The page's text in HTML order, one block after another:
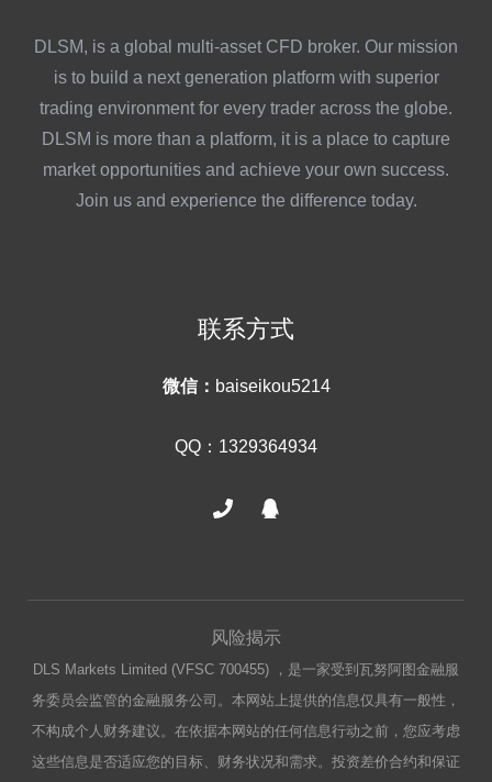
DLSM, is a global multi-asset CFD broker. Our mission
is to build a next generation platform with superior
trading environment for every trader across the globe.
DLSM is more than a platform, it is a place to capture
market opportunities and achieve your own success.
Join us and experience the difference today.
联系方式
微信： baiseikou5214
QQ：1329364934
风险揭示
DLS Markets Limited (VFSC 700455) ，是一家受到瓦努阿图金融服
务委员会监管的金融服务公司。本网站上提供的信息仅具有一般性，
不构成个人财务建议。在依据本网站的任何信息行动之前，您应考虑
这些信息是否适应您的目标、财务状况和需求。投资差价合约和保证